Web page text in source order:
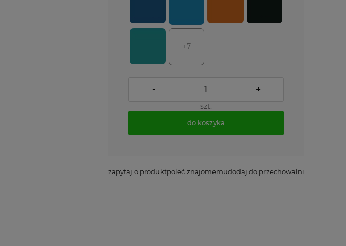
+7
- +
szt.
do koszyka
zapytaj o produktpoleć znajomemudodaj do przechowalni